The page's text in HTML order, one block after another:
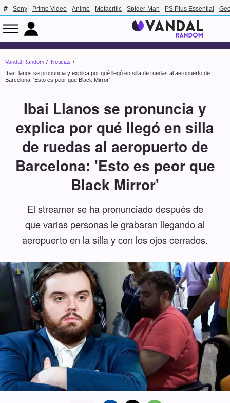
Sony Prime Video Anime Metacritic Spider-Man PS Plus Essential
Vandal Random
Noticias
Ibai Llanos se pronuncia y explica por qué llegó en silla de ruedas al aeropuerto de
Barcelona: 'Esto es peor que Black Mirror'
Ibai Llanos se pronuncia y
explica por qué llegó en silla
de ruedas al aeropuerto de
Barcelona: 'Esto es peor que
Black Mirror'
El streamer se ha pronunciado después de
que varias personas le grabaran llegando al
aeropuerto en la silla y con los ojos cerrados.